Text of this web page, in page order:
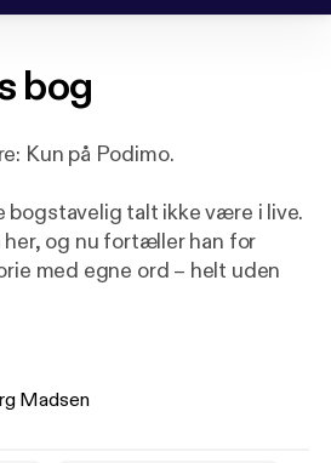
bog
Kun på Podimo.
bogstavelig talt ikke være i live.
her, og nu fortæller han for
med egne ord – helt uden
verden og hjemme i Malibu,
fik han sit store gennembrud
i Platoon og skruppelløs
- Narrator
Madsen